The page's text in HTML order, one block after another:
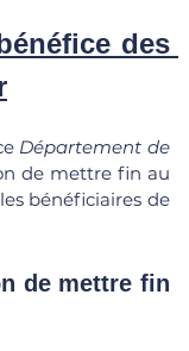
des
Département de
de mettre fin au
bénéficiaires de